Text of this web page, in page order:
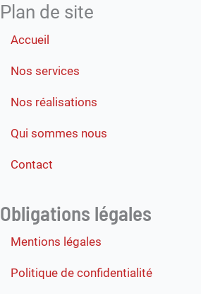
Plan de site
Accueil
Nos services
Nos réalisations
Qui sommes nous
Contact
Obligations légales
Mentions légales
Politique de confidentialité